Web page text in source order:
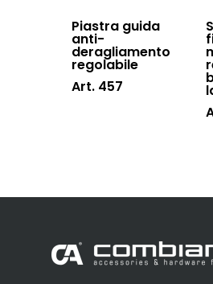
Piastra guida
anti-
deragliamento
regolabile
Art. 457